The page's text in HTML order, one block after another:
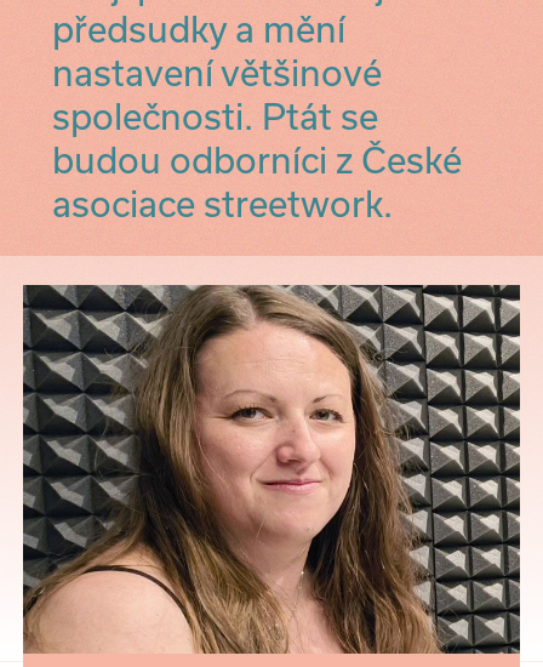
předsudky a mění
nastavení většinové
společnosti. Ptát se
budou odborníci z České
asociace streetwork.